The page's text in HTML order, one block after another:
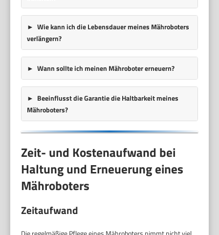
Wie kann ich die Lebensdauer meines Mähroboters
verlängern?
Wann sollte ich meinen Mähroboter erneuern?
Beeinflusst die Garantie die Haltbarkeit meines
Mähroboters?
Zeit- und Kostenaufwand bei
Haltung und Erneuerung eines
Mähroboters
Zeitaufwand